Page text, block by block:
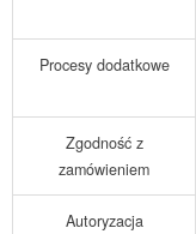
Procesy dodatkowe
Zgodność z
zamówieniem
Autoryzacja